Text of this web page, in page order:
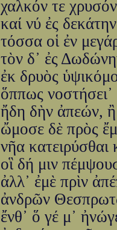
χαλκόν τε
καί νύ ἐς
τόσσα οἱ ἐν
τὸν δ᾽ ἐς
ἐκ δρυὸς
ὅππως
ἤδη δὴν ἀπεών,
ὤμοσε δὲ πρὸς
νῆα κατειρύσθαι
οἳ δή μιν
ἀλλ᾽ ἐμὲ πρὶν
ἀνδρῶν
ἔνθ᾽ ὅ γέ μ᾽